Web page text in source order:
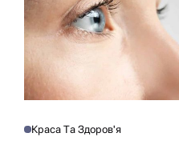
ОКраса Та Здоров'я